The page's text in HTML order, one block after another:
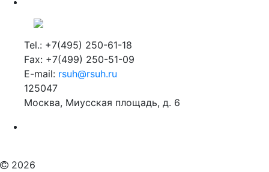
Tel.: +7(495) 250-61-18
Fax: +7(499) 250-51-09
E-mail: rsuh@rsuh.ru
125047
Москва, Миусская площадь, д. 6
2026